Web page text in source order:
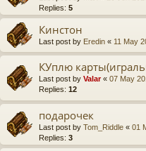
Replies: 5
Кинстон
Last post by Eredin « 11 May
КУплю
Last post by Valar« 07 May
Replies: 12
подарочек
Last post by Tom_Riddle « 01
Replies: 3